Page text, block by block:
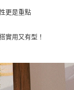
更是重點
實用又有型！